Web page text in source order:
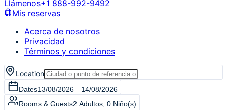
Llámenos+1 888-992-9492
Mis reservas
Acerca de nosotros
Privacidad
Términos y condiciones
Location
Dates13/08/2026—14/08/2026
Rooms & Guests2 Adultos 0 Niño(s)